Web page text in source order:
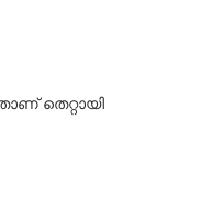
തെറ്റായി